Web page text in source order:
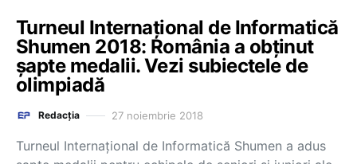
Turneul Internaţional de Informatică
Shumen 2018: România a obținut
șapte medalii. Vezi subiectele de
olimpiadă
Redacția 27 noiembrie 2018
Turneul Internaţional de Informatică Shumen a adus